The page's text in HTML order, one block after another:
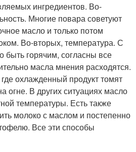
ингредиентов. Во-
Многие повара советуют
масло и только потом
Во-вторых, температура. С
быть горячим, согласны все
масла мнения расходятся.
охлажденный продукт томят
огне. В других ситуациях масло
температуры. Есть также
молоко с маслом и постепенно
Все эти способы